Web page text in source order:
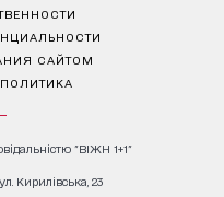
САЙТОМ
"ВІЖН 1+1"
Кирилівська, 23